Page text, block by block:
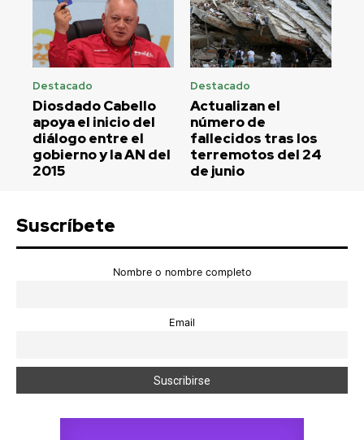
Destacado
Diosdado Cabello
apoya el inicio del
diálogo entre el
gobierno y la AN del
2015
Destacado
Actualizan el
número de
fallecidos tras los
terremotos del 24
de junio
Suscríbete
Nombre o nombre completo
Email